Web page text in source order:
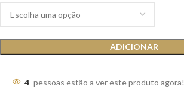
ADICIONAR
4 pessoas estão a ver este produto agora!